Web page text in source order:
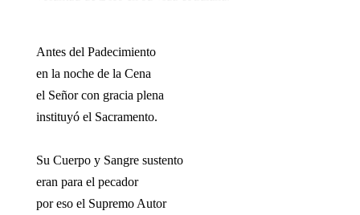
Antes del Padecimiento
en la noche de la Cena
el Señor con gracia plena
instituyó el Sacramento.
Su Cuerpo y Sangre sustento
eran para el pecador
por eso el Supremo Autor